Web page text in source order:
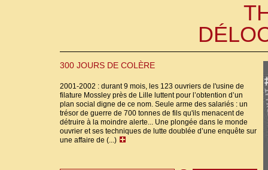
300 JOURS DE COLÈRE
2001-2002 : durant 9 mois, les 123 ouvriers de l'usine de
filature Mossley près de Lille luttent pour l’obtention d’un
plan social digne de ce nom. Seule arme des salariés : un
trésor de guerre de 700 tonnes de fils qu'ils menacent de
détruire à la moindre alerte... Une plongée dans le monde
ouvrier et ses techniques de lutte doublée d’une enquête sur
une affaire de (...)